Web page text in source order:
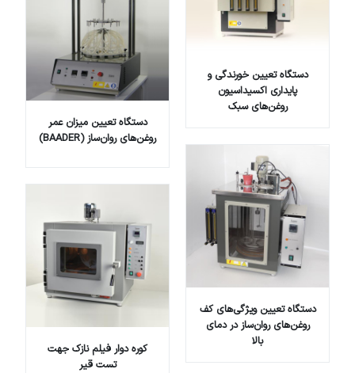
دستگاه تعیین خورندگی و
پایداری اکسیداسیون
روغن‌های سبک
دستگاه تعیین میزان عمر
روغن‌های روان‌ساز (BAADER)
دستگاه تعیین ویژگی‌های کف
روغن‌های روان‌ساز در دمای
بالا
کوره دوار فیلم نازک جهت
تست قیر